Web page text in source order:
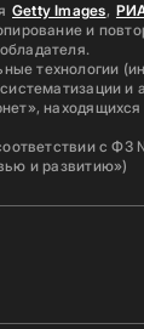
Getty Images,
и
технологии
и
находящихся
с
и развитию»)